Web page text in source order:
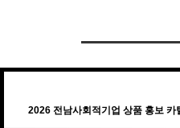
2026 전남사회적기업 상품 홍보 카